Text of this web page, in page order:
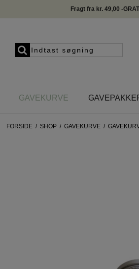
Fragt fra kr. 49,00 -
GAVEKURVE
FORSIDE / SHOP / GAVEKURVE /